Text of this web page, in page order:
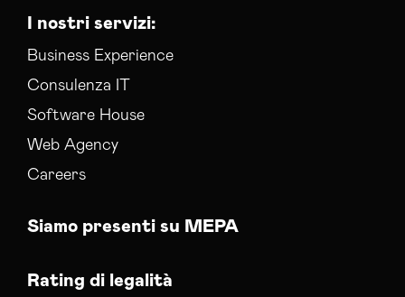
I nostri servizi:
Business Experience
Consulenza IT
Software House
Web Agency
Careers
Siamo presenti su MEPA
Rating di legalità